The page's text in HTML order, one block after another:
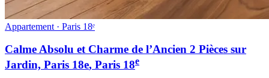
Appartement · Paris 18ᵉ
Calme Absolu et Charme de l’Ancien 2 Pièces sur
Jardin, Paris 18e, Paris 18e